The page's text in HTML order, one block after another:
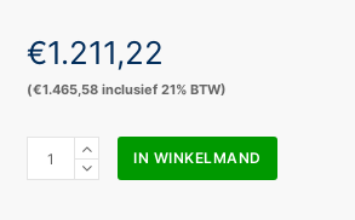
€1.211,22
(€1.465,58 inclusief 21% BTW)
IN WINKELMAND